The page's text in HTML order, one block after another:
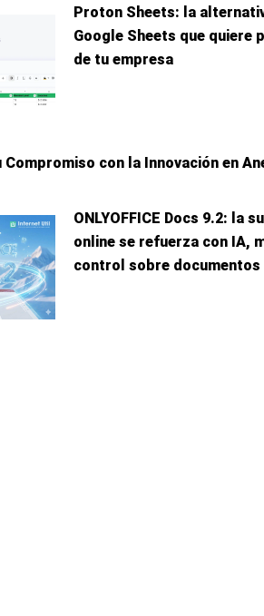
Proton Sheets: la
Google Sheets que quiere
de tu empresa
Compromiso con la Innovación en
ONLYOFFICE Docs 9.2: la
online se refuerza con IA,
control sobre documentos